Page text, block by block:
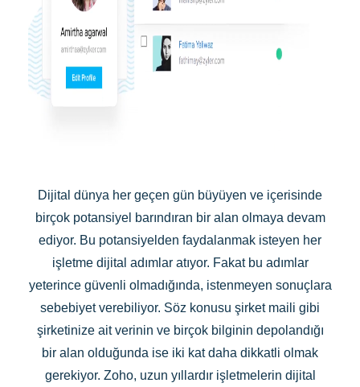
Dijital dünya her geçen gün büyüyen ve içerisinde
birçok potansiyel barındıran bir alan olmaya devam
ediyor. Bu potansiyelden faydalanmak isteyen her
işletme dijital adımlar atıyor. Fakat bu adımlar
yeterince güvenli olmadığında, istenmeyen sonuçlara
sebebiyet verebiliyor. Söz konusu şirket maili gibi
şirketinize ait verinin ve birçok bilginin depolandığı
bir alan olduğunda ise iki kat daha dikkatli olmak
gerekiyor. Zoho, uzun yıllardır işletmelerin dijital